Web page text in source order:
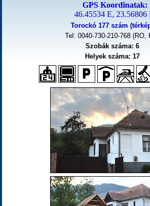
GPS Koordinatak:
46.45534 E, 23.56806
Torockó 177 szám
Tel: 0040-730-210-768 (RO,
Szobák száma: 6
Helyek száma: 17